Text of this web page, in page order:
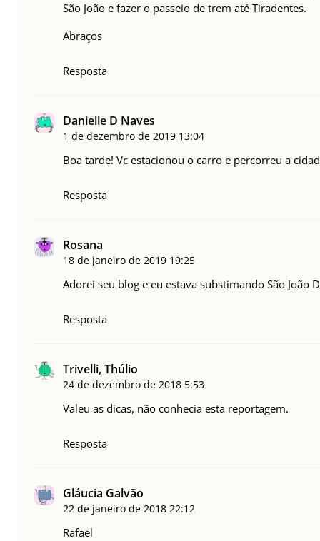
São João e fazer o passeio de trem até Tiradentes.
Abraços
Resposta
Danielle D Naves
1 de dezembro de 2019 13:04
Boa tarde! Vc estacionou o carro e percorreu a
Resposta
Rosana
18 de janeiro de 2019 19:25
Adorei seu blog e eu estava substimando São João
Resposta
Trivelli, Thúlio
24 de dezembro de 2018 5:53
Valeu as dicas, não conhecia esta reportagem.
Resposta
Gláucia Galvão
22 de janeiro de 2018 22:12
Rafael